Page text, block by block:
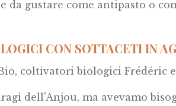
gustare come antipasto o
CON SOTTACETI IN
coltivatori biologici Frédéric
dell'Anjou, ma avevamo